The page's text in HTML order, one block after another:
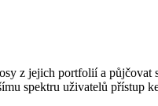
z jejich portfolií a
spektru uživatelů přístup